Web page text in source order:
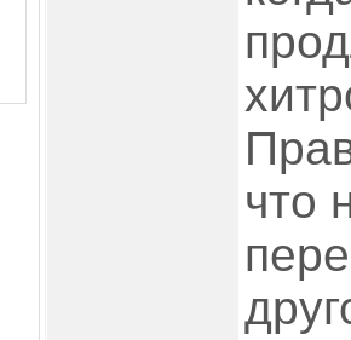
что